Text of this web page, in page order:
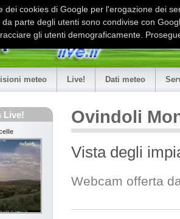
meteo Live! Dati meteo
Live! Ovindoli
Vista degli
Webcam offerta
dei cookies di Google per l'erogazione dei
parte degli utenti sono condivise con
gli utenti demograficamente.